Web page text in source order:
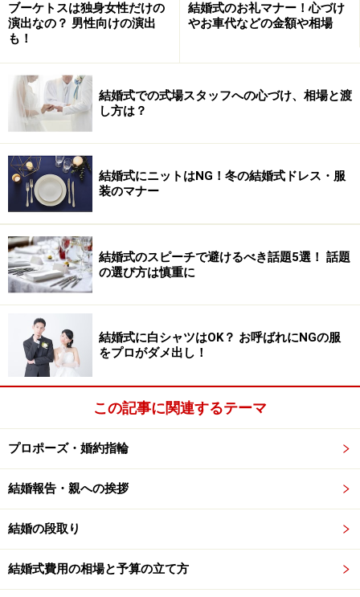
ブーケトスは独身女性だけの
演出なの？ 男性向けの演出
も！
結婚式のお礼マナー！心づけ
やお車代などの金額や相場
結婚式での式場スタッフへの心づけ、相場と渡
し方は？
結婚式にニットはNG！冬の結婚式ドレス・服
装のマナー
結婚式のスピーチで避けるべき話題5選！ 話題
の選び方は慎重に
結婚式に白シャツはOK？ お呼ばれにNGの服
をプロがダメ出し！
この記事に関連するテーマ
プロポーズ・婚約指輪
結婚報告・親への挨拶
結婚の段取り
結婚式費用の相場と予算の立て方